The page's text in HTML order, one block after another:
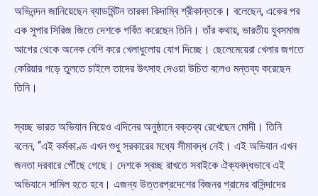
অভিনন্দন জানিয়েছেন ব্যাডমিন্টন তারকা কিদাম্বি শ্রীকান্তকে। বলেছেন, একের পর
এক সুপার সিরিজ জিতে দেশকে গর্বিত করেছেন তিনি। তাঁর কথায়, ভারতীয় যুবসমাজ
আগের থেকে অনেক বেশি করে খেলাধুলোয় যোগ দিচ্ছে। ছেলেমেয়েরা খেলার জগতে
কেরিয়ার গড়ে তুলতে চাইলে তাদের উৎসাহ দেওয়া উচিত বলেও মন্তব্য করেছেন
তিনি।
স্বচ্ছ ভারত অভিযান নিয়েও এদিনের অনুষ্ঠানে বক্তব্য রেখেছেন মোদী। তিনি
বলেন, “এই কর্মকাণ্ড এখন শুধু সরকারের মধ্যে সীমাবদ্ধ নেই। এই অভিযান এখন
জনতা দরবারে পৌঁছে গেছে। দেশকে স্বচ্ছ রাখতে সবাইকে ঐক্যবদ্ধভাবে এই
অভিযানে সামিল হতে হবে। এজন্য উত্তরপ্রদেশের বিজনর গ্রামের বাসিন্দাদের